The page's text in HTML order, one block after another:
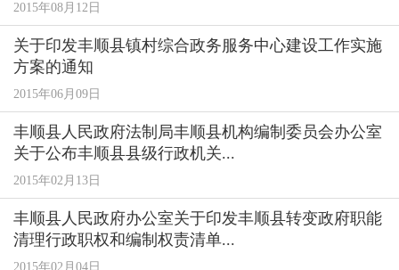
2015年08月12日
关于印发丰顺县镇村综合政务服务中心建设工作实施
方案的通知
2015年06月09日
丰顺县人民政府法制局丰顺县机构编制委员会办公室
关于公布丰顺县县级行政机关...
2015年02月13日
丰顺县人民政府办公室关于印发丰顺县转变政府职能
清理行政职权和编制权责清单...
2015年02月04日